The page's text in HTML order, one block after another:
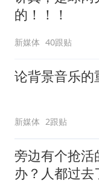
的！！！
新媒体 40跟贴
论背景音乐的
新媒体 2跟贴
旁边有个抢
办？人都过去